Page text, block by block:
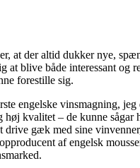
at der altid dukker nye,
blive både interessant og
forestille sig.
engelske vinsmagning,
kvalitet – de kunne sågar
gæk med sine
af engelsk